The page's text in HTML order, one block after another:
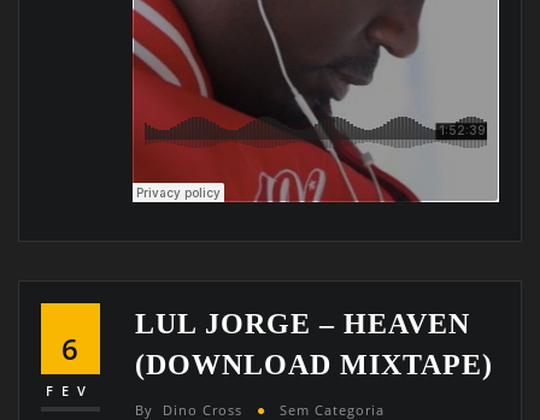
6
FEV
LUL JORGE – HEAVEN
(DOWNLOAD MIXTAPE)
By Dino Cross Sem Categoria